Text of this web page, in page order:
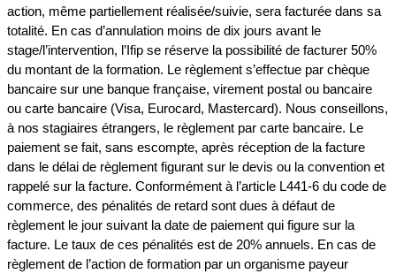
action, même partiellement réalisée/suivie, sera facturée dans sa
totalité. En cas d’annulation moins de dix jours avant le
stage/l’intervention, l’Ifip se réserve la possibilité de facturer 50%
du montant de la formation. Le règlement s’effectue par chèque
bancaire sur une banque française, virement postal ou bancaire
ou carte bancaire (Visa, Eurocard, Mastercard). Nous conseillons,
à nos stagiaires étrangers, le règlement par carte bancaire. Le
paiement se fait, sans escompte, après réception de la facture
dans le délai de règlement figurant sur le devis ou la convention et
rappelé sur la facture. Conformément à l’article L441-6 du code de
commerce, des pénalités de retard sont dues à défaut de
règlement le jour suivant la date de paiement qui figure sur la
facture. Le taux de ces pénalités est de 20% annuels. En cas de
règlement de l’action de formation par un organisme payeur